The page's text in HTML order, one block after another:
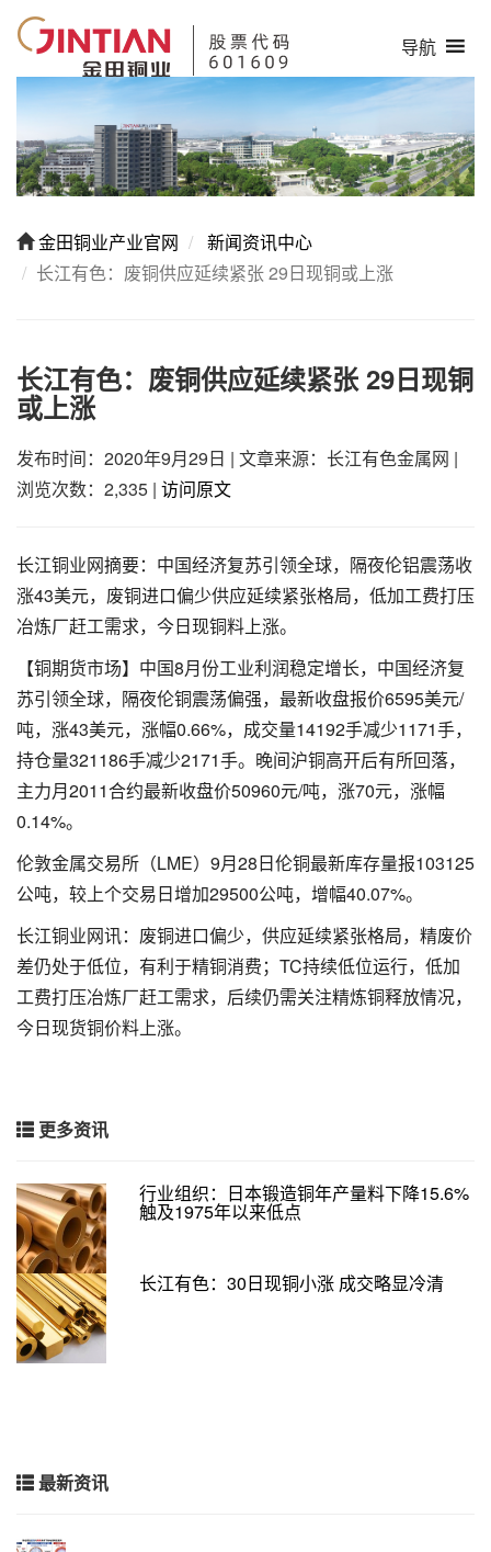
导航
金田铜业产业官网
新闻资讯中心
长江有色：废铜供应延续紧张 29日现铜或上涨
长江有色：废铜供应延续紧张 29日现铜
或上涨
发布时间：2020年9月29日 | 文章来源：长江有色金属网 |
浏览次数：2,335 | 访问原文
长江铜业网摘要：中国经济复苏引领全球，隔夜伦铝震荡收
涨43美元，废铜进口偏少供应延续紧张格局，低加工费打压
冶炼厂赶工需求，今日现铜料上涨。
【铜期货市场】中国8月份工业利润稳定增长，中国经济复
苏引领全球，隔夜伦铜震荡偏强，最新收盘报价6595美元/
吨，涨43美元，涨幅0.66%，成交量14192手减少1171手，
持仓量321186手减少2171手。晚间沪铜高开后有所回落，
主力月2011合约最新收盘价50960元/吨，涨70元，涨幅
0.14%。
伦敦金属交易所（LME）9月28日伦铜最新库存量报103125
公吨，较上个交易日增加29500公吨，增幅40.07%。
长江铜业网讯：废铜进口偏少，供应延续紧张格局，精废价
差仍处于低位，有利于精铜消费；TC持续低位运行，低加
工费打压冶炼厂赶工需求，后续仍需关注精炼铜释放情况，
今日现货铜价料上涨。
更多资讯
行业组织：日本锻造铜年产量料下降15.6%
触及1975年以来低点
长江有色：30日现铜小涨 成交略显冷清
最新资讯